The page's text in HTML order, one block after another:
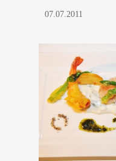
07.07.2011